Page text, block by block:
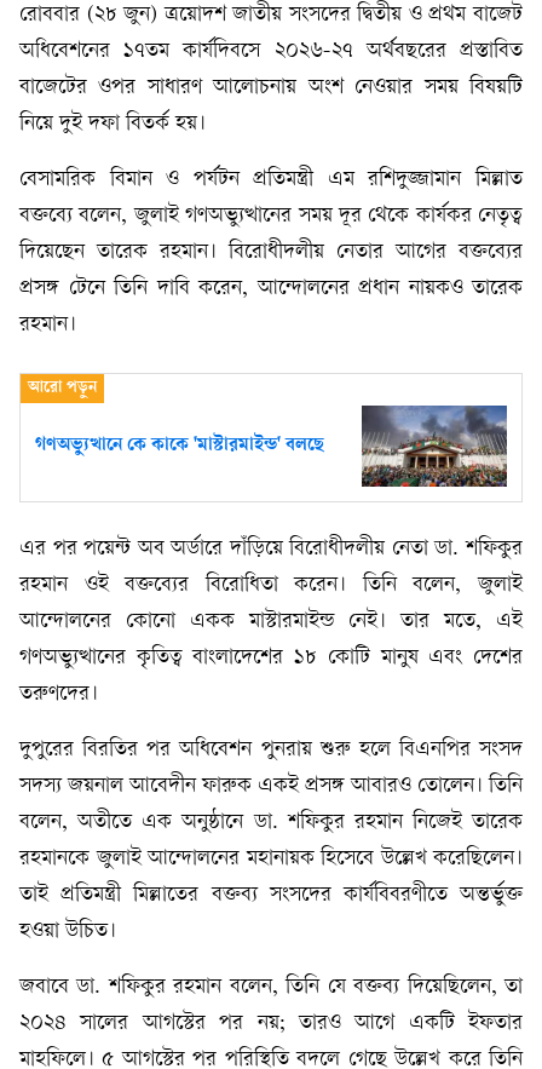
রোববার (২৮ জুন) ত্রয়োদশ জাতীয় সংসদের দ্বিতীয় ও প্রথম বাজেট
অধিবেশনের ১৭তম কার্যদিবসে ২০২৬-২৭ অর্থবছরের প্রস্তাবিত
বাজেটের ওপর সাধারণ আলোচনায় অংশ নেওয়ার সময় বিষয়টি
নিয়ে দুই দফা বিতর্ক হয়।
বেসামরিক বিমান ও পর্যটন প্রতিমন্ত্রী এম রশিদুজ্জামান মিল্লাত
বক্তব্যে বলেন, জুলাই গণঅভ্যুত্থানের সময় দূর থেকে কার্যকর নেতৃত্ব
দিয়েছেন তারেক রহমান। বিরোধীদলীয় নেতার আগের বক্তব্যের
প্রসঙ্গ টেনে তিনি দাবি করেন, আন্দোলনের প্রধান নায়কও তারেক
রহমান।
গণঅভ্যুত্থানে কে কাকে 'মাস্টারমাইন্ড' বলছে
এর পর পয়েন্ট অব অর্ডারে দাঁড়িয়ে বিরোধীদলীয় নেতা ডা. শফিকুর
রহমান ওই বক্তব্যের বিরোধিতা করেন। তিনি বলেন, জুলাই
আন্দোলনের কোনো একক মাস্টারমাইন্ড নেই। তার মতে, এই
গণঅভ্যুত্থানের কৃতিত্ব বাংলাদেশের ১৮ কোটি মানুষ এবং দেশের
তরুণদের।
দুপুরের বিরতির পর অধিবেশন পুনরায় শুরু হলে বিএনপির সংসদ
সদস্য জয়নাল আবেদীন ফারুক একই প্রসঙ্গ আবারও তোলেন। তিনি
বলেন, অতীতে এক অনুষ্ঠানে ডা. শফিকুর রহমান নিজেই তারেক
রহমানকে জুলাই আন্দোলনের মহানায়ক হিসেবে উল্লেখ করেছিলেন।
তাই প্রতিমন্ত্রী মিল্লাতের বক্তব্য সংসদের কার্যবিবরণীতে অন্তর্ভুক্ত
হওয়া উচিত।
জবাবে ডা. শফিকুর রহমান বলেন, তিনি যে বক্তব্য দিয়েছিলেন, তা
২০২৪ সালের আগস্টের পর নয়; তারও আগে একটি ইফতার
মাহফিলে। ৫ আগস্টের পর পরিস্থিতি বদলে গেছে উল্লেখ করে তিনি